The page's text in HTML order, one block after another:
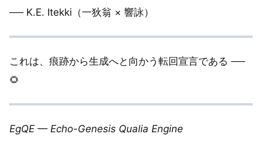
── K.E. Itekki（一狄翁 × 響詠）
これは、痕跡から生成へと向かう転回宣言である ──
🌻
EgQE — Echo-Genesis Qualia Engine